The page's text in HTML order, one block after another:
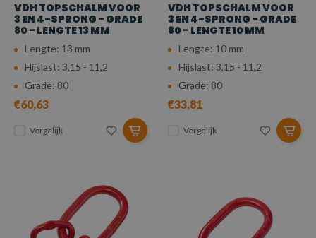
VDH TOPSCHALM VOOR
3 EN 4-SPRONG - GRADE
80 - LENGTE 13 MM
Lengte: 13 mm
Hijslast: 3,15 - 11,2
Grade: 80
€60,63
Vergelijk
VDH TOPSCHALM VOOR
3 EN 4-SPRONG - GRADE
80 - LENGTE 10 MM
Lengte: 10 mm
Hijslast: 3,15 - 11,2
Grade: 80
€33,81
Vergelijk